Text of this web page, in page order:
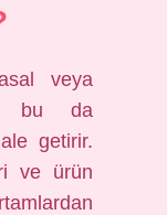
veya
bu da
getirir.
ve ürün